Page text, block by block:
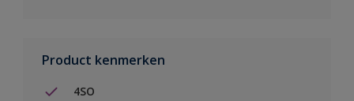
Product kenmerken
4SO